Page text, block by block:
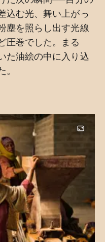
込む光、舞い上がっ
塵を照らし出す光線
圧巻でした。まる
た油絵の中に入り込